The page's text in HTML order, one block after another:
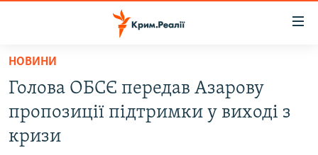
Перейти
основного
матеріалу
Перейти
до
ВІДЕО ТА ФОТО
НОВИНИ
Голова ОБСЄ передав Азарову
пропозиції підтримки у виході з
кризи